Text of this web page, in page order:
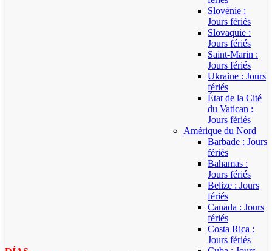
Slovénie :
Jours fériés
Slovaquie :
Jours fériés
Saint-Marin :
Jours fériés
Ukraine : Jours
fériés
État de la Cité
du Vatican :
Jours fériés
Amérique du Nord
Barbade : Jours
fériés
Bahamas :
Jours fériés
Belize : Jours
fériés
Canada : Jours
fériés
Costa Rica :
Jours fériés